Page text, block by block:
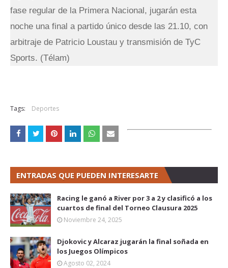
fase regular de la Primera Nacional, jugarán esta
noche una final a partido único desde las 21.10, con
arbitraje de Patricio Loustau y transmisión de TyC
Sports. (Télam)
Tags: Deportes
ENTRADAS QUE PUEDEN INTERESARTE
Racing le ganó a River por 3 a 2 y clasificó a los
cuartos de final del Torneo Clausura 2025
Noviembre 24, 2025
Djokovic y Alcaraz jugarán la final soñada en
los Juegos Olímpicos
Agosto 02, 2024